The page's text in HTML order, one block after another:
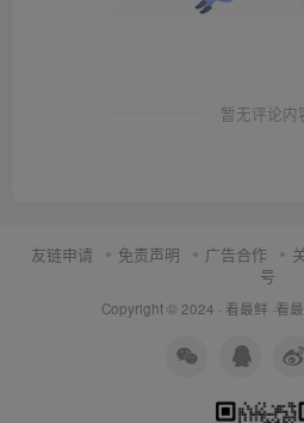
暂无评论内
友链申请 免责声明 广告合作
号
Copyright © 2024 · 看最鲜 ·看